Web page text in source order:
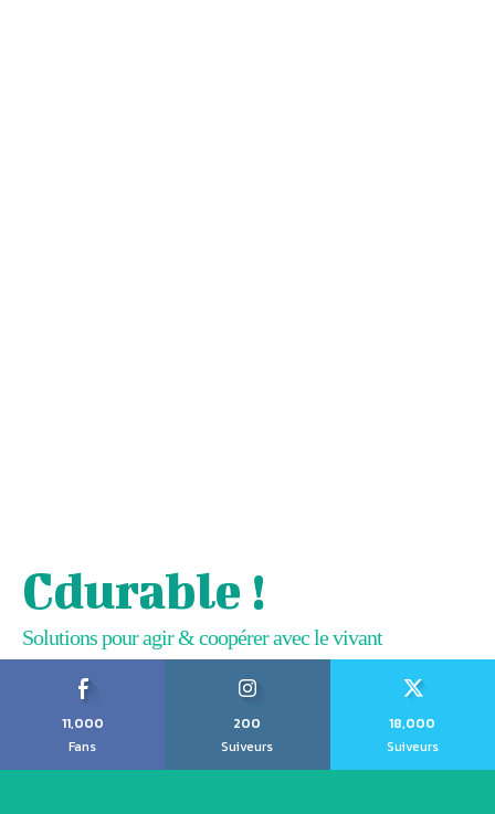
Cdurable !
Solutions pour agir & coopérer avec le vivant
11,000
Fans
200
Suiveurs
18,000
Suiveurs